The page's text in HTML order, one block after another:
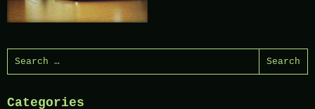
Search
for:
Categories